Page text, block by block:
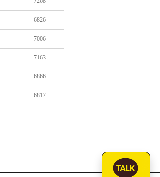
6826
7006
7163
6866
6817